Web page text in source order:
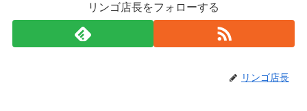
リンゴ店長をフォローする
リンゴ店長